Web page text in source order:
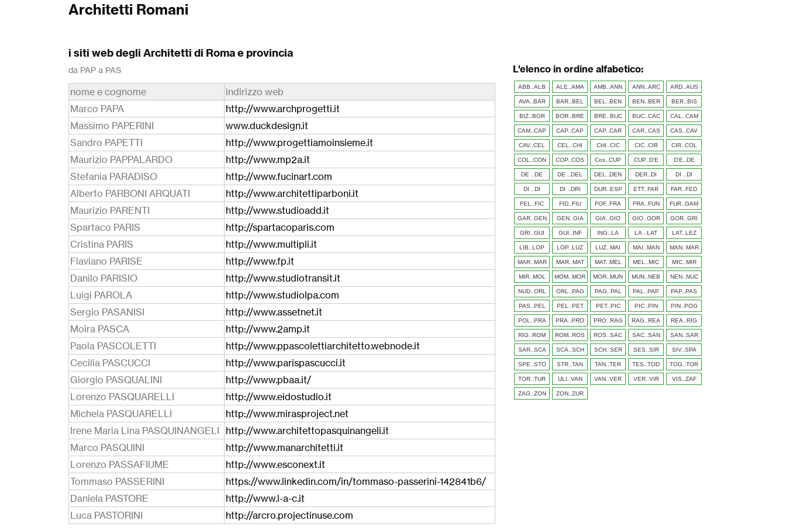
Architetti Romani
i siti web degli Architetti di Roma e provincia
da PAP a PAS
nome e cognome
indirizzo web
Marco PAPA
http://www.archprogetti.it
Massimo PAPERINI
www.duckdesign.it
Sandro PAPETTI
http://www.progettiamoinsieme.it
Maurizio PAPPALARDO
http://www.mp2a.it
Stefania PARADISO
http://www.fucinart.com
Alberto PARBONI ARQUATI
http://www.architettiparboni.it
Maurizio PARENTI
http://www.studioadd.it
Spartaco PARIS
http://spartacoparis.com
Cristina PARIS
http://www.multipli.it
Flaviano PARISE
http://www.fp.it
Danilo PARISIO
http://www.studiotransit.it
Luigi PAROLA
http://www.studiolpa.com
Sergio PASANISI
http://www.assetnet.it
Moira PASCA
http://www.2amp.it
Paola PASCOLETTI
http://www.ppascolettiarchitetto.webnode.it
Cecilia PASCUCCI
http://www.parispascucci.it
Giorgio PASQUALINI
http://www.pbaa.it/
Lorenzo PASQUARELLI
http://www.eidostudio.it
Michela PASQUARELLI
http://www.mirasproject.net
Irene Maria Lina PASQUINANGELI
http://www.architettopasquinangeli.it
Marco PASQUINI
http://www.manarchitetti.it
Lorenzo PASSAFIUME
http://www.esconext.it
Tommaso PASSERINI
https://www.linkedin.com/in/tommaso-passerini-142841b6/
Daniela PASTORE
http://www.l-a-c.it
Luca PASTORINI
http://arcro.projectinuse.com
L'elenco in ordine alfabetico:
ABB..ALB ALE..AMA AMB..ANN ANN..ARC ARD..AUS
AVA..BAR BAR..BEL BEL..BEN BEN..BER BER..BIS
BIZ..BOR BOR..BRE BRE..BUC BUC..CAC CAL..CAM
CAM..CAP CAP..CAP CAP..CAR CAR..CAS CAS..CAV
CAV..CEL CEL..CHI CHI..CIC CIC..CIR CIR..COL
COL..CON COP..COS Cos..CUP CUP..D'E D'E..DE
DE ..DE DE ..DEL DEL..DEN DER..DI DI ..DI
DI ..DI DI ..DRI DUR..ESP ETT..FAR FAR..FED
FEL..FIC FID..FIU FOF..FRA FRA..FUN FUR..GAM
GAR..GEN GEN..GIA GIA..GIO GIO..GOR GOR..GRI
GRI..GUI GUI..INF ING..LA LA ..LAT LAT..LEZ
LIB..LOP LOP..LUZ LUZ..MAI MAI..MAN MAN..MAR
MAR..MAR MAR..MAT MAT..MEL MEL..MIC MIC..MIR
MIR..MOL MOM..MOR MOR..MUN MUN..NEB NEN..NUC
NUD..ORL ORL..PAG PAG..PAL PAL..PAP PAP..PAS
PAS..PEL PEL..PET PET..PIC PIC..PIN PIN..POG
POL..PRA PRA..PRO PRO..RAG RAG..REA REA..RIG
RIG..ROM ROM..ROS ROS..SAC SAC..SAN SAN..SAR
SAR..SCA SCA..SCH SCH..SER SES..SIR SIV..SPA
SPE..STO STR..TAN TAN..TER TES..TOD TOG..TOR
TOR..TUR ULI..VAN VAN..VER VER..VIR VIS..ZAF
ZAG..ZON ZON..ZUR